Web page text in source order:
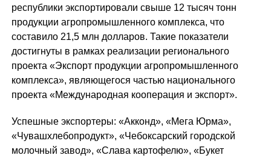
республики экспортировали свыше 12 тысяч тонн
продукции агропромышленного комплекса, что
составило 21,5 млн долларов. Такие показатели
достигнуты в рамках реализации регионального
проекта «Экспорт продукции агропромышленного
комплекса», являющегося частью национального
проекта «Международная кооперация и экспорт».
Успешные экспортеры: «Акконд», «Мега Юрма»,
«Чувашхлебопродукт», «Чебоксарский городской
молочный завод», «Слава картофелю», «Букет